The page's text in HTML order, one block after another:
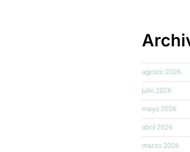
agosto 2026
julio 2026
mayo 2026
abril 2026
marzo 2026